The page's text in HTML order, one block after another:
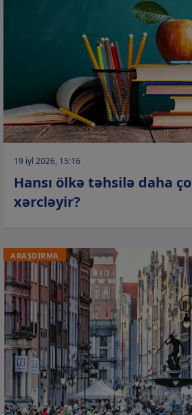
19 iyl 2026, 15:16
Hansı ölkə təhsilə daha
xərcləyir?
ARAŞDIRMA